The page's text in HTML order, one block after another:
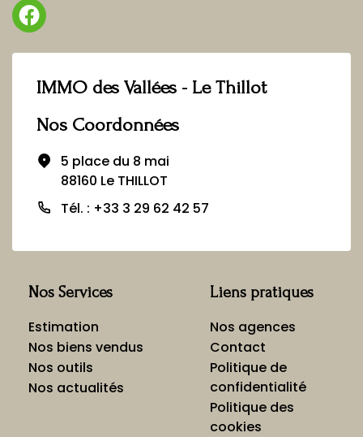
IMMO des Vallées - Le Thillot
Nos Coordonnées
5 place du 8 mai
88160 Le THILLOT
Tél. : +33 3 29 62 42 57
Nos Services
Estimation
Nos biens vendus
Nos outils
Nos actualités
Liens pratiques
Nos agences
Contact
Politique de
confidentialité
Politique des
cookies